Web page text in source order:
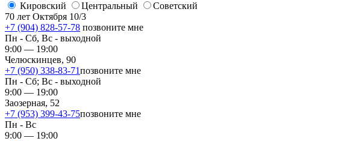
Кировский
​Центральный
​Советский
70 лет Октября 10/3
+7 (904) 828-57-78 позвоните мне
Пн - Сб, Вс - выходной
9:00 — 19:00
Челюскинцев, 90
+7 (950) 338-83-71позвоните мне
Пн - Сб; Вс - выходной
9:00 — 19:00
Заозерная, 52
+7 (953) 399-43-75позвоните мне
Пн - Вс
9:00 — 19:00